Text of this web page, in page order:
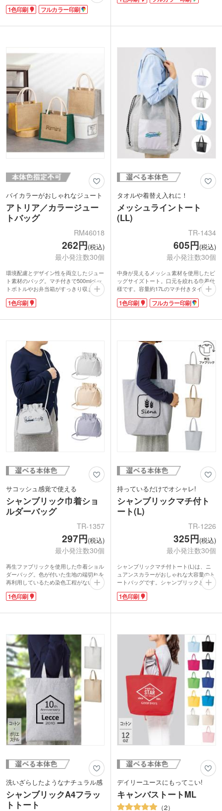
おけるゴムバンド付き。持ち手は肩掛け
可能な長さです。底マチがあり、かさば
口を絞れる巾着型バッグは、中身が見え
1色印刷 フルカラー印刷
ち手はオシャレな綿テープを使用。強度
印刷は1色・2色・フルカラー印刷が可
能。ショップのロゴやオリジナルのイラ
ストを名入れして、そのままギフトラッ
ピング代わりとしてもお洒落です。パー
ティーやお花見、ピクニックにも最適な
ありそうでなかったボトル専用バッグ
で、オリジナルノベルティを制作してみ
ませんか?
動画提供 : ノベルティ・販促エコバッグ
チャンネル
バイカラーがおしゃれなジュート
アトリア／カラージュー
トバッグ
RM46018
262円(税込)
最小発注数30個
環境配慮とデザイン性を両立したジュー
ト素材のバッグ。マチ付きで500mlペッ
トボトルやお弁当箱がすっきり収まるサ
イズ感。サイド部分にカラーを効かせた
バイカラーデザインが、さりげないアク
性を演出できます。ランチタイムはもち
配布用としても取り入れやすく、エコ意
識の高い企業ノベルティにも適していま
す。実用性と見た目を兼ね備えた、長く
使いたくなるバッグです。
1色印刷
タオルや着替え入れに！
メッシュライントート
(LL)
TR-1434
605円(税込)
最小発注数30個
中身が見えるメッシュ素材を使用したビ
ッグサイズトート。口元を絞れる巾着仕
様です。容量約17Lのマチ付きタイプ
で、バスタオルと着替えなどかさばるも
のも入れられます。ジムバッグや水場の
肩掛けができる長さで、荷物が重くても
ポケット部分にオリジナル印刷が可能。
ジムやスポーツ施設の契約特典やオリジ
ナルグッズ制作にいかがでしょうか。
1色印刷 フルカラー印刷
サコッシュ感覚で使える
シャンブリック巾着ショ
ルダーバッグ
TR-1357
297円(税込)
最小発注数30個
再生ファブリックを使用した巾着ショル
ダーバッグ。色が付いた生地の端切れを
再利用しているため染色工程がないエコ
商品です。B6ノートが入るくらいのサ
イズで、スマホや財布など必要最低限の
厚みがあるものも入れやすい仕様です。
きます。
1色印刷
持っているだけでオシャレ!
シャンブリックマチ付ト
ート(L)
TR-1226
325円(税込)
最小発注数30個
シャンブリックマチ付トート(L)は、ニ
ュアンスカラーがおしゃれな大容量のト
ートバッグです。シャンブリックとは、
シャンブレーとファブリックを組み合わ
せた造語。布地を糸として再利用した再
チュラル志向の方にもおすすめの商品で
たくさん荷物のある日に大活躍!印刷面
も大きいので、お店のロゴなどばっちり
アピールできますね。おしゃれなシャン
ブリック生地で、他と差のつくオリジナ
ルバッグを作ってみませんか。
1色印刷
洗いざらしたようなナチュラル感
シャンブリックA4フラッ
トトート
デイリーユースにもってこい!
キャンバストートML
2